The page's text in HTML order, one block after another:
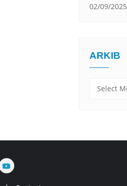
02/09/2025
ARKIB
Arkib